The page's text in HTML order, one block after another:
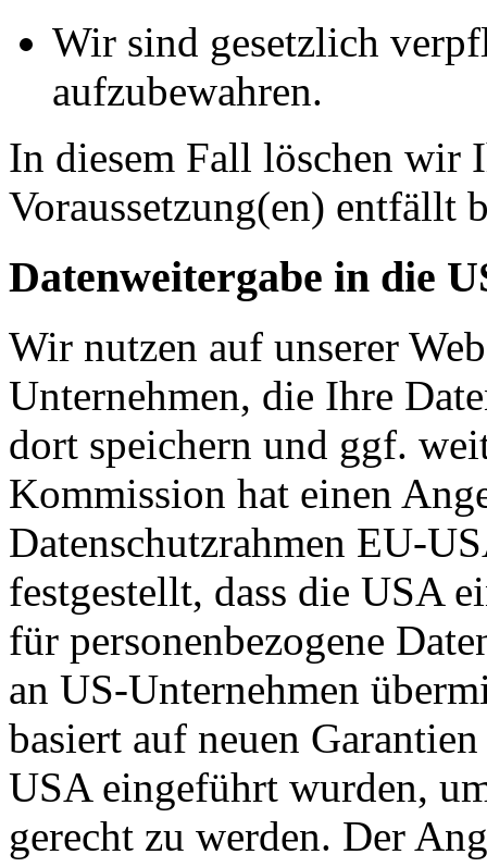
Wir sind gesetzlich
aufzubewahren.
In diesem Fall löschen wir
Voraussetzung(en) entfällt
Datenweitergabe in die
Wir nutzen auf unserer
Unternehmen, die Ihre
dort speichern und ggf.
Kommission hat einen
Datenschutzrahmen EU-
festgestellt, dass die USA
für personenbezogene
an US-Unternehmen
basiert auf neuen
USA eingeführt wurden,
gerecht zu werden. Der